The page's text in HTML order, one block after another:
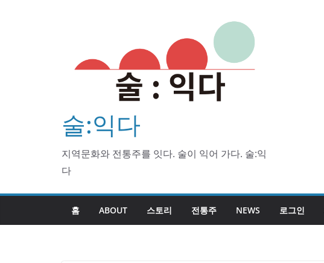
술:익다
지역문화와 전통주를 잇다. 술이 익어 가다. 술:익
다
홈 ABOUT 스토리 전통주 NEWS 로그인